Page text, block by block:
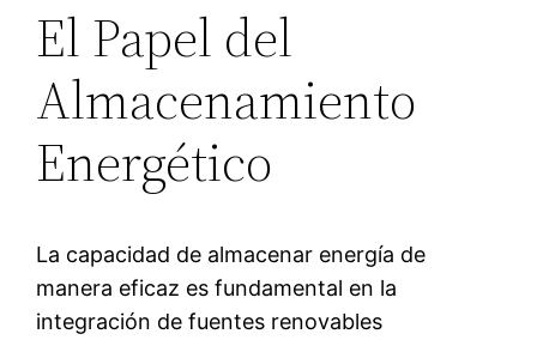
El Papel del
Almacenamiento
Energético
La capacidad de almacenar energía de
manera eficaz es fundamental en la
integración de fuentes renovables